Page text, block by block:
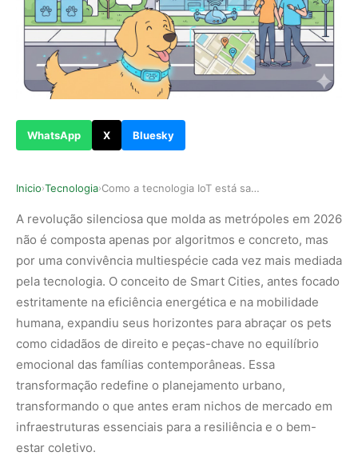
WhatsApp X Bluesky
Inicio›Tecnologia› Como a tecnologia IoT está salvando a vida dos …
A revolução silenciosa que molda as metrópoles em 2026
não é composta apenas por algoritmos e concreto, mas
por uma convivência multiespécie cada vez mais mediada
pela tecnologia. O conceito de Smart Cities, antes focado
estritamente na eficiência energética e na mobilidade
humana, expandiu seus horizontes para abraçar os pets
como cidadãos de direito e peças-chave no equilíbrio
emocional das famílias contemporâneas. Essa
transformação redefine o planejamento urbano,
transformando o que antes eram nichos de mercado em
infraestruturas essenciais para a resiliência e o bem-
estar coletivo.